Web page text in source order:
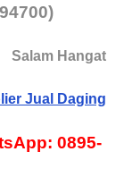
Salam Hangat
Jual Daging
0895-